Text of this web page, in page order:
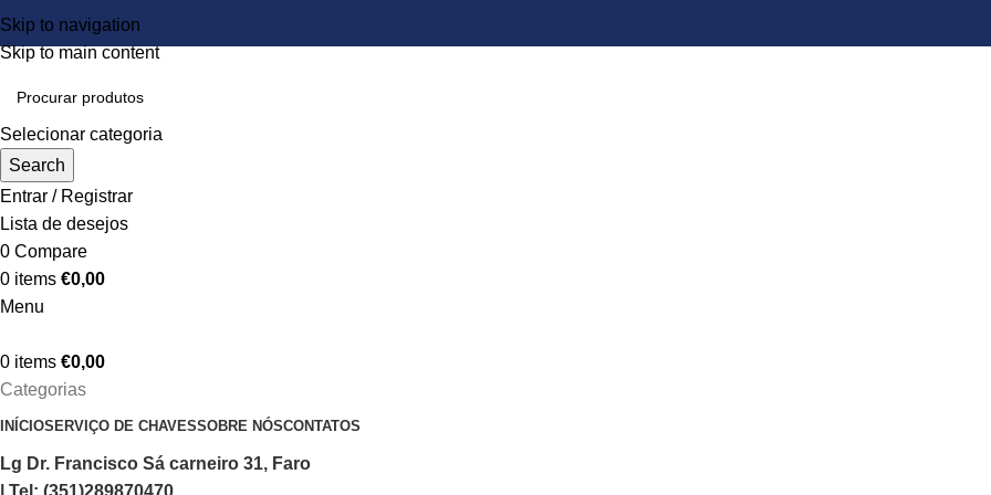
Skip to navigation
Skip to main content
Selecionar categoria
Search
Entrar / Registrar
Lista de desejos
0 Compare
0 items €0,00
Menu
0 items €0,00
Categorias
INÍCIOSERVIÇO DE CHAVESSOBRE NÓSCONTATOS
Lg Dr. Francisco Sá carneiro 31, Faro
| Tel: (351)289870470